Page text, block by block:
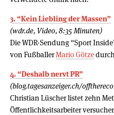
3. “Kein Liebling der Massen”
(wdr.de, Video, 8:35 Minuten)
Die WDR-Sendung “Sport
von FußballerMario Götze
4. “Deshalb nervt PR”
(blog.tagesanzeiger.ch/
Christian Lüscher listet zehn
Öffentlichkeitsarbeiter